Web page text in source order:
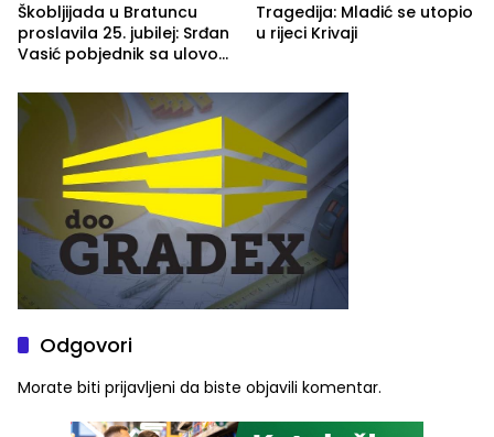
Škobljijada u Bratuncu
proslavila 25. jubilej: Srđan
Vasić pobjednik sa ulovom
Tragedija: Mladić se utopio
u rijeci Krivaji
Odgovori
Morate biti prijavljeni da biste objavili komentar.